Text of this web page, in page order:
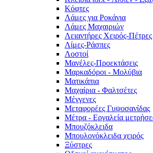
Κόφτες
Λάμες για Ροκάνια
Λάμες Μαχαιριών
Λειαντήρες Χειρός-Πέτρες
Λίμες-Ράσπες
Λοστοί
Μανέλες-Προεκτάσεις
Μαρκαδόροι - Μολύβια
Ματικάπια
Μαχαίρια - Φαλτσέτες
Μέγγενες
Μεταφορέες Γυψοσανίδας
Μέτρα - Εργαλεία
Μπουζόκλειδα
Μπουλονόκλειδα χειρός
Ξύστρες